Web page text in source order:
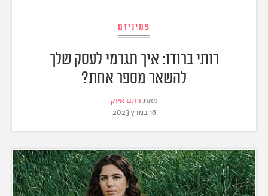
פמיניזם
רותי ברודו: איך תגרמי לעסק שלך
להשאר מספר אחת?
מאת רתם איזק
16 במרץ 2023